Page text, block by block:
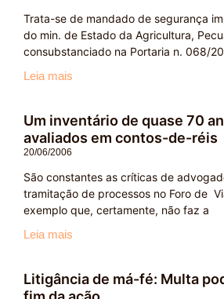
Trata-se de mandado de segurança
do min. de Estado da Agricultura,
consubstanciado na Portaria n. 068/
Leia mais
Um inventário de quase 70
avaliados em contos-de-réis
20/06/2006
São constantes as críticas de
tramitação de processos no Foro de
exemplo que, certamente, não faz a
Leia mais
Litigância de má-fé: Multa